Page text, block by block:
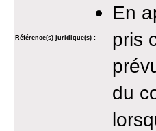
Référence(s) juridique(s) :
En
pris
du